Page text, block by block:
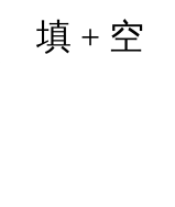
填 + 空